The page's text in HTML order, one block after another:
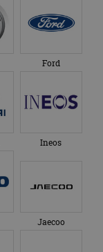
Ford
Ineos
Jaecoo